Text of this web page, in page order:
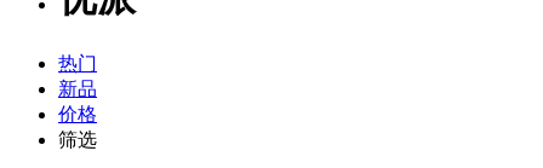
热门
新品
价格
筛选